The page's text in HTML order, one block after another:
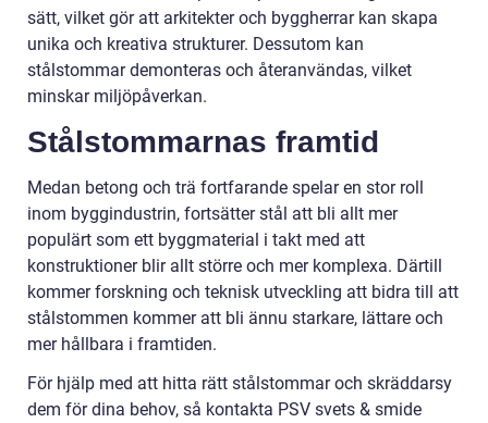
sätt, vilket gör att arkitekter och byggherrar kan skapa
unika och kreativa strukturer. Dessutom kan
stålstommar demonteras och återanvändas, vilket
minskar miljöpåverkan.
Stålstommarnas framtid
Medan betong och trä fortfarande spelar en stor roll
inom byggindustrin, fortsätter stål att bli allt mer
populärt som ett byggmaterial i takt med att
konstruktioner blir allt större och mer komplexa. Därtill
kommer forskning och teknisk utveckling att bidra till att
stålstommen kommer att bli ännu starkare, lättare och
mer hållbara i framtiden.
För hjälp med att hitta rätt stålstommar och skräddarsy
dem för dina behov, så kontakta PSV svets & smide